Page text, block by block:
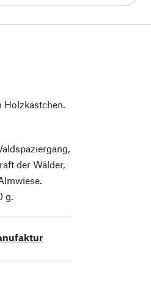
Holzkästchen.
der Wälder,
g.